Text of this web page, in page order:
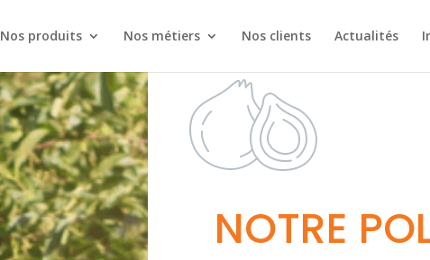
Nos produits Nos métiers Nos clients Actualités
NOTRE